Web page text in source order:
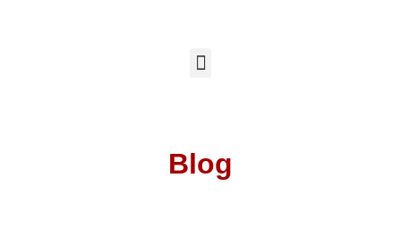
Blog